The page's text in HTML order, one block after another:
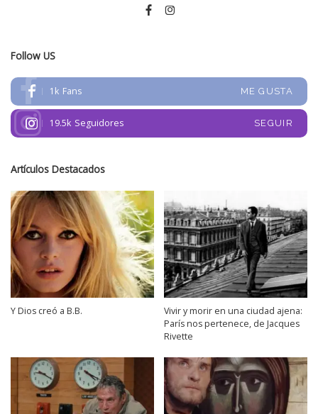
Follow US
1k Fans ME GUSTA
19.5k Seguidores SEGUIR
Artículos Destacados
Y Dios creó a B.B.
Vivir y morir en una ciudad ajena:
París nos pertenece, de Jacques
Rivette